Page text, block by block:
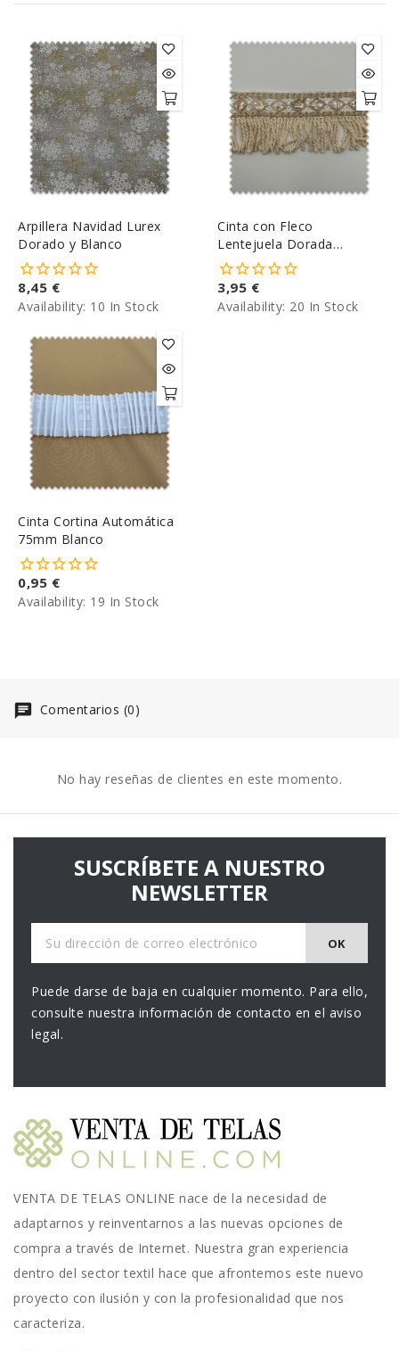
Arpillera Navidad Lurex
Dorado y Blanco
8,45 €
Availability: 10 In Stock
Cinta con Fleco
Lentejuela Dorada
Circular
3,95 €
Availability: 20 In Stock
Cinta Cortina Automática
75mm Blanco
0,95 €
Availability: 19 In Stock
Comentarios (0)
No hay reseñas de clientes en este momento.
SUSCRÍBETE A NUESTRO
NEWSLETTER
Puede darse de baja en cualquier momento. Para ello,
consulte nuestra información de contacto en el aviso
legal.
VENTA DE TELAS ONLINE nace de la necesidad de
adaptarnos y reinventarnos a las nuevas opciones de
compra a través de Internet. Nuestra gran experiencia
dentro del sector textil hace que afrontemos este nuevo
proyecto con ilusión y con la profesionalidad que nos
caracteriza.